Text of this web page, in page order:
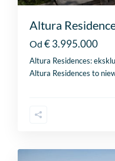
Altura
Od € 3.995.000
Altura Residences:
Altura Residences to